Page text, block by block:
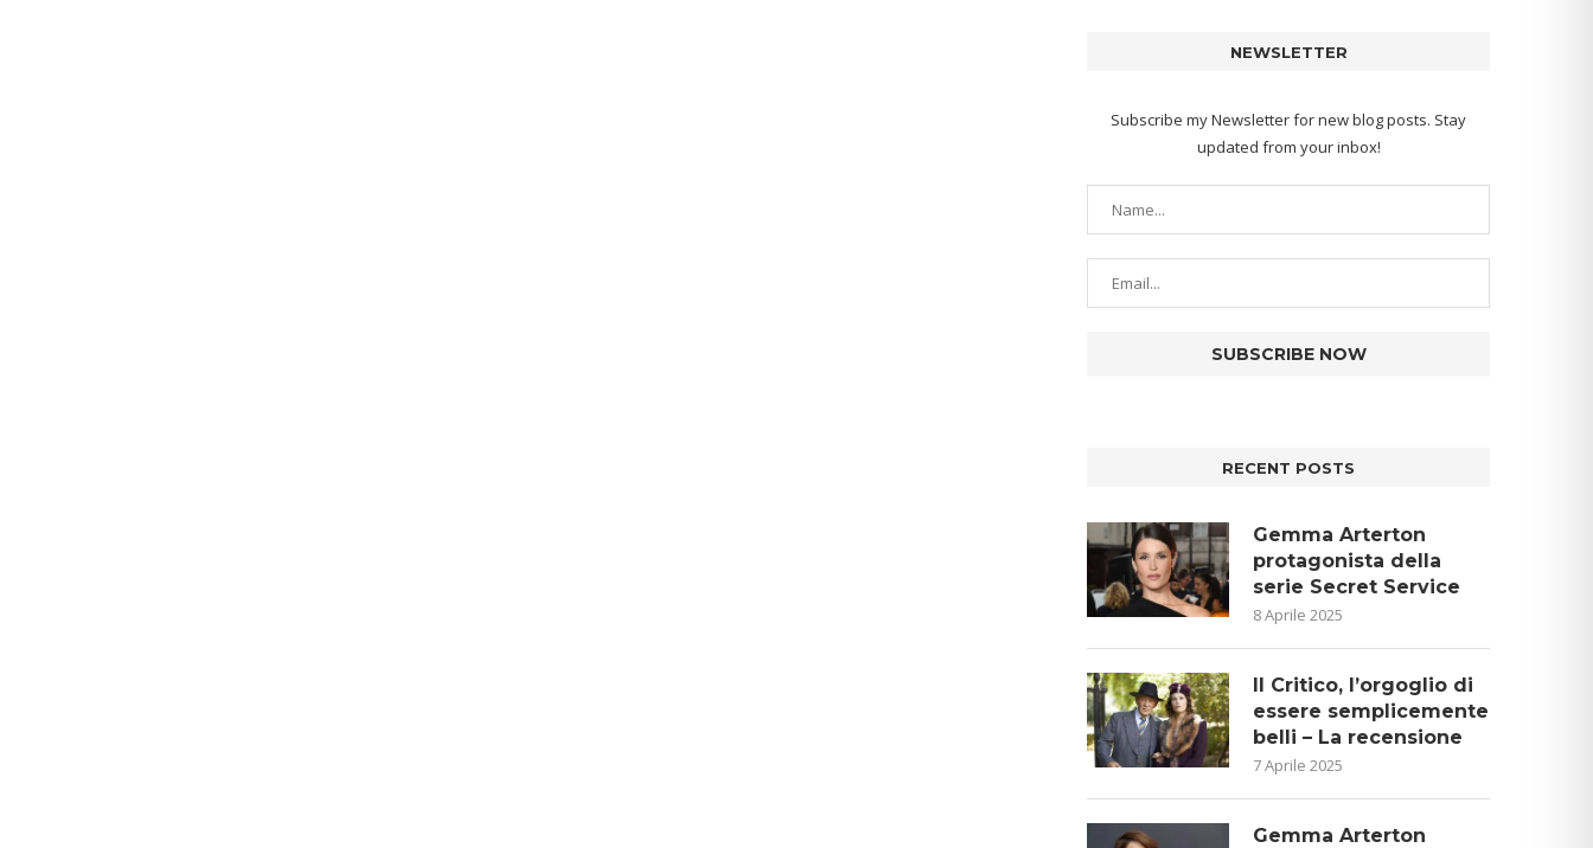
NEWSLETTER
Subscribe my Newsletter for new blog posts. Stay
updated from your inbox!
RECENT POSTS
Gemma Arterton
protagonista della
serie Secret Service
8 Aprile 2025
Il Critico, l’orgoglio di
essere semplicemente
belli – La recensione
7 Aprile 2025
Gemma Arterton